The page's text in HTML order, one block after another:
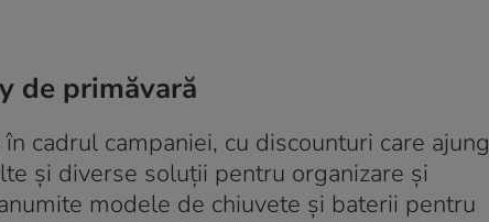
de primăvară
cadrul campaniei, cu discounturi care ajung
și diverse soluții pentru organizare și
modele de chiuvete și baterii pentru